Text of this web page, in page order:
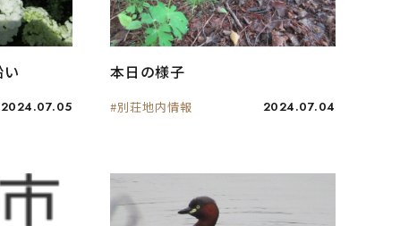
2024.07.05
本日の様子
#別荘地内情報 2024.07.04